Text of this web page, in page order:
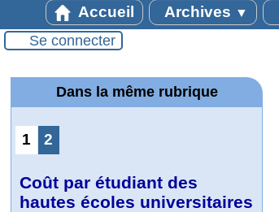
Accueil Archives ▼
Se connecter
Dans la même rubrique
1 2
Coût par étudiant des
hautes écoles universitaires